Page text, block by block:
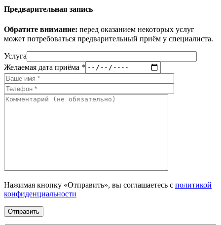
Предварительная запись
Обратите внимание: перед оказанием некоторых услуг
может потребоваться предварительный приём у специалиста.
Услуга
Желаемая дата приёма *
Нажимая кнопку «Отправить», вы соглашаетесь с политикой
конфиденциальности